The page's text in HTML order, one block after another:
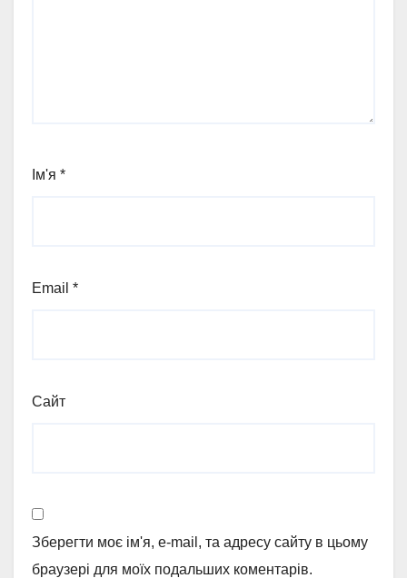
Ім'я *
Email *
Сайт
Зберегти моє ім'я, e-mail, та адресу сайту в цьому
браузері для моїх подальших коментарів.